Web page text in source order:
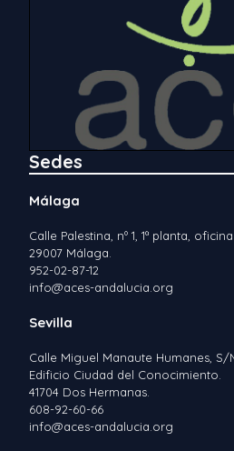
Sedes
Málaga
Calle Palestina, nº 1, 1ª planta,
29007 Málaga.
952-02-87-12
info@aces-andalucia.org
Sevilla
Calle Miguel Manaute Humanes, S/
Edificio Ciudad del Conocimiento.
41704 Dos Hermanas.
608-92-60-66
info@aces-andalucia.org